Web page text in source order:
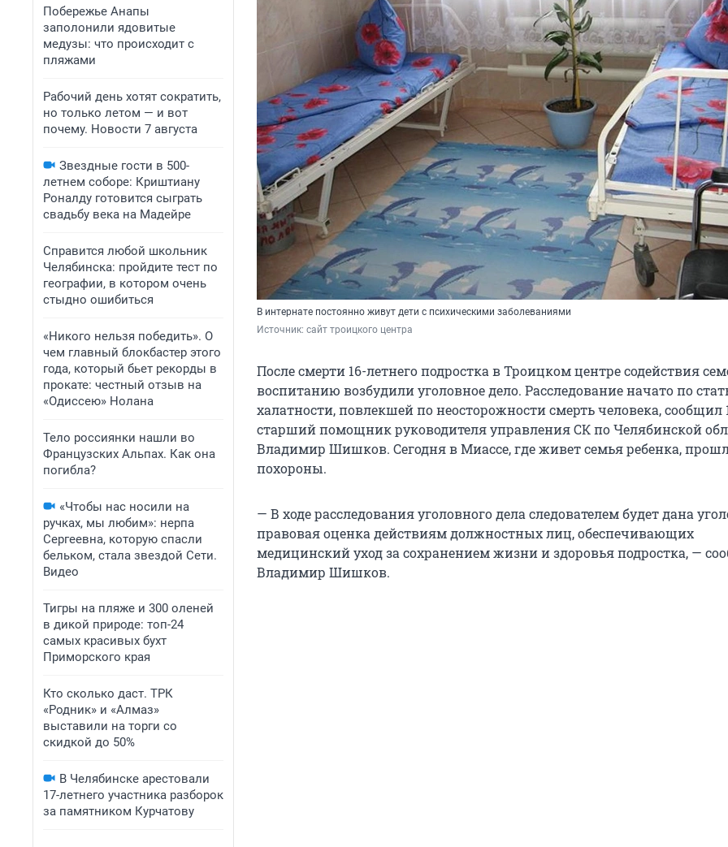
Побережье Анапы
заполонили ядовитые
медузы: что происходит с
пляжами
Рабочий день хотят сократить,
но только летом — и вот
почему. Новости 7 августа
Звездные гости в 500-
летнем соборе: Криштиану
Роналду готовится сыграть
свадьбу века на Мадейре
Справится любой школьник
Челябинска: пройдите тест по
географии, в котором очень
стыдно ошибиться
«Никого нельзя победить». О
чем главный блокбастер этого
года, который бьет рекорды в
прокате: честный отзыв на
«Одиссею» Нолана
Тело россиянки нашли во
Французских Альпах. Как она
погибла?
«Чтобы нас носили на
ручках, мы любим»: нерпа
Сергеевна, которую спасли
бельком, стала звездой Сети.
Видео
Тигры на пляже и 300 оленей
в дикой природе: топ-24
самых красивых бухт
Приморского края
Кто сколько даст. ТРК
«Родник» и «Алмаз»
выставили на торги со
скидкой до 50%
В Челябинске арестовали
17-летнего участника разборок
за памятником Курчатову
В интернате постоянно живут дети с психическими заболеваниями
Источник: сайт троицкого центра
После смерти 16-летнего подростка в Троицком центре содействия
воспитанию возбудили уголовное дело. Расследование начато по
халатности, повлекшей по неосторожности смерть человека, сообщил
старший помощник руководителя управления СК по Челябинской
Владимир Шишков. Сегодня в Миассе, где живет семья ребенка,
похороны.
— В ходе расследования уголовного дела следователем будет дана
правовая оценка действиям должностных лиц, обеспечивающих
медицинский уход за сохранением жизни и здоровья подростка, —
Владимир Шишков.